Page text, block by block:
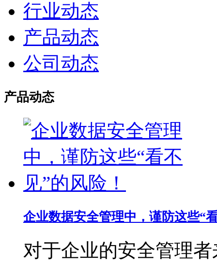
行业动态
产品动态
公司动态
产品动态
企业数据安全管理中，谨防这些“
对于企业的安全管理